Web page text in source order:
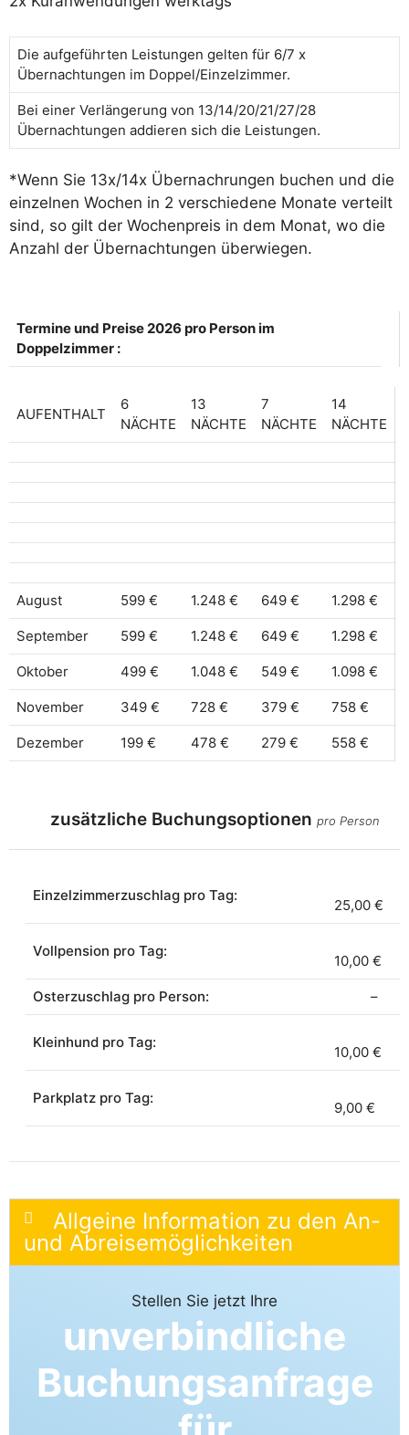
Die aufgeführten Leistungen gelten für 6/7 x
Übernachtungen im Doppel/Einzelzimmer.
Bei einer Verlängerung von 13/14/20/21/27/28
Übernachtungen addieren sich die Leistungen.
*Wenn Sie 13x/14x Übernachrungen buchen und die
einzelnen Wochen in 2 verschiedene Monate verteilt
sind, so gilt der Wochenpreis in dem Monat, wo die
Anzahl der Übernachtungen überwiegen.
Termine und Preise 2026 pro Person im
Doppelzimmer :
AUFENTHALT
6
NÄCHTE
13
NÄCHTE
7
NÄCHTE
14
NÄCHTE
August 599 € 1.248 € 649 € 1.298 €
September 599 € 1.248 € 649 € 1.298 €
Oktober 499 € 1.048 € 549 € 1.098 €
November 349 € 728 € 379 € 758 €
Dezember 199 € 478 € 279 € 558 €
zusätzliche Buchungsoptionen pro Person
Einzelzimmerzuschlag pro Tag:
25,00 €
Vollpension pro Tag:
10,00 €
Osterzuschlag pro Person: –
Kleinhund pro Tag:
10,00 €
Parkplatz pro Tag:
9,00 €
Allgeine Information zu den An-
und Abreisemöglichkeiten
Stellen Sie jetzt Ihre
unverbindliche
Buchungsanfrage